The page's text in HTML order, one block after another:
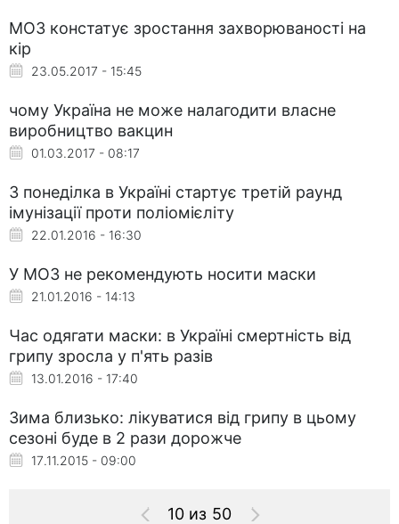
МОЗ констатує зростання захворюваності на
кір
23.05.2017 - 15:45
чому Україна не може налагодити власне
виробництво вакцин
01.03.2017 - 08:17
З понеділка в Україні стартує третій раунд
імунізації проти поліомієліту
22.01.2016 - 16:30
У МОЗ не рекомендують носити маски
21.01.2016 - 14:13
Час одягати маски: в Україні смертність від
грипу зросла у п'ять разів
13.01.2016 - 17:40
Зима близько: лікуватися від грипу в цьому
сезоні буде в 2 рази дорожче
17.11.2015 - 09:00
10 из 50